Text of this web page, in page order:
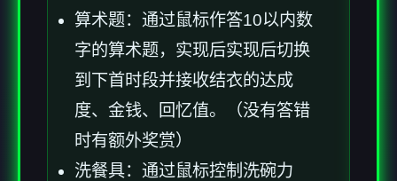
算术题：通过鼠标作答10以内数
字的算术题，实现后实现后切换
到下首时段并接收结衣的达成
度、金钱、回忆值。（没有答错
时有额外奖赏）
洗餐具：通过鼠标控制洗碗力